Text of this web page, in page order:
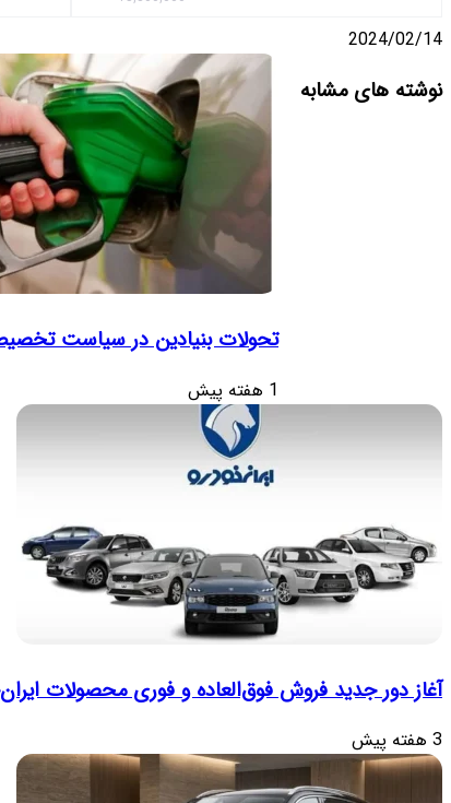
2024/02/14
آپ
گذاری
نوشته های مشابه
تحولات بنیادین در سیاست
1 هفته پیش
آغاز دور جدید فروش فوق‌العاده و فوری محصولات
3 هفته پیش